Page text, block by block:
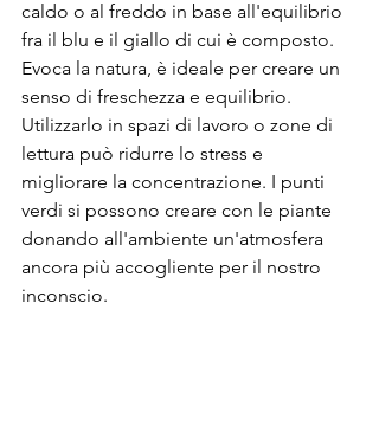
caldo o al freddo in base all'equilibrio
fra il blu e il giallo di cui è composto.
Evoca la natura, è ideale per creare un
senso di freschezza e equilibrio.
Utilizzarlo in spazi di lavoro o zone di
lettura può ridurre lo stress e
migliorare la concentrazione. I punti
verdi si possono creare con le piante
donando all'ambiente un'atmosfera
ancora più accogliente per il nostro
inconscio.